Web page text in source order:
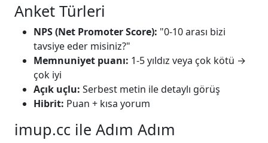
Anket Türleri
NPS (Net Promoter Score): "0-10 arası bizi
tavsiye eder misiniz?"
Memnuniyet puanı: 1-5 yıldız veya çok kötü →
çok iyi
Açık uçlu: Serbest metin ile detaylı görüş
Hibrit: Puan + kısa yorum
imup.cc ile Adım Adım